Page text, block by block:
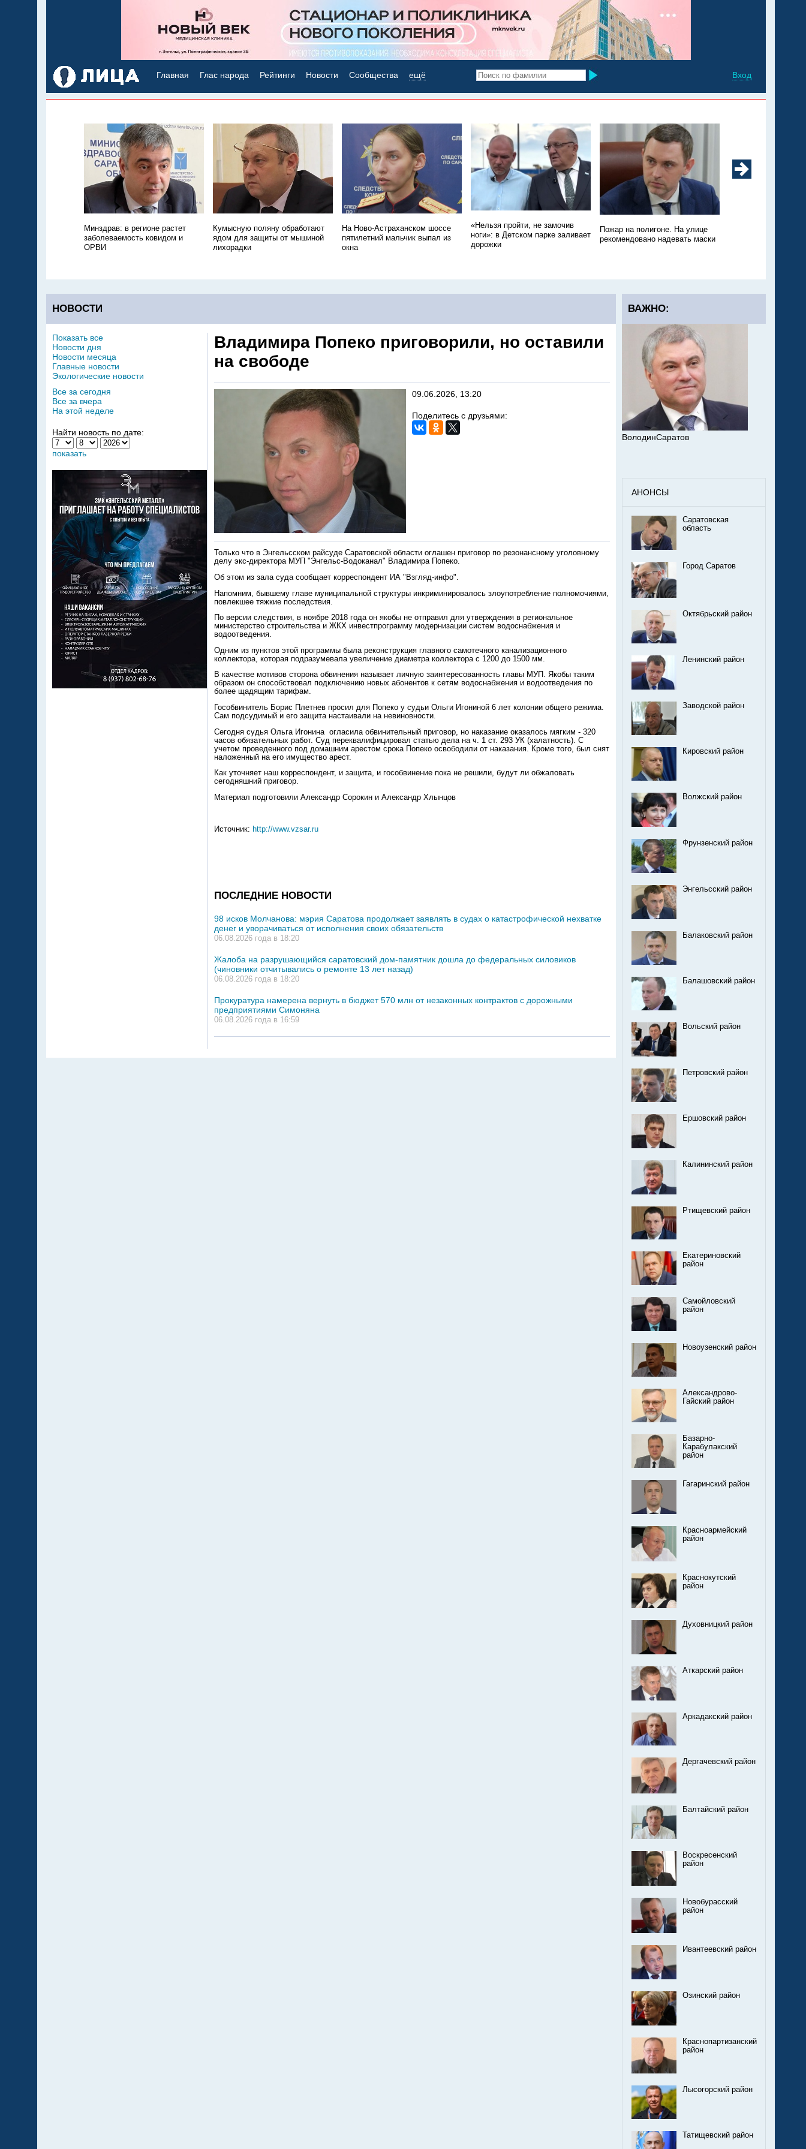
Вход
Главная Глас народа Рейтинги Новости Сообщества ещё
Минздрав: в регионе растет
заболеваемость ковидом и
ОРВИ
Кумысную поляну обработают
ядом для защиты от мышиной
лихорадки
На Ново-Астраханском шоссе
пятилетний мальчик выпал из
окна
«Нельзя пройти, не замочив
ноги»: в Детском парке заливает
дорожки
Пожар на полигоне. На улице
рекомендовано надевать маски
НОВОСТИ
Владимира Попеко приговорили, но оставили
на свободе
09.06.2026, 13:20
Поделитесь с друзьями:
Только что в Энгельсском райсуде Саратовской области оглашен приговор по резонансному уголовному
делу экс-директора МУП "Энгельс-Водоканал" Владимира Попеко.
Об этом из зала суда сообщает корреспондент ИА "Взгляд-инфо".
Напомним, бывшему главе муниципальной структуры инкриминировалось злоупотребление полномочиями,
повлекшее тяжкие последствия.
По версии следствия, в ноябре 2018 года он якобы не отправил для утверждения в региональное
министерство строительства и ЖКХ инвестпрограмму модернизации систем водоснабжения и
водоотведения.
Одним из пунктов этой программы была реконструкция главного самотечного канализационного
коллектора, которая подразумевала увеличение диаметра коллектора с 1200 до 1500 мм.
В качестве мотивов сторона обвинения называет личную заинтересованность главы МУП. Якобы таким
образом он способствовал подключению новых абонентов к сетям водоснабжения и водоотведения по
более щадящим тарифам.
Гособвинитель Борис Плетнев просил для Попеко у судьи Ольги Игониной 6 лет колонии общего режима.
Сам подсудимый и его защита настаивали на невиновности.
Сегодня судья Ольга Игонина огласила обвинительный приговор, но наказание оказалось мягким - 320
часов обязательных работ. Суд переквалифицировал статью дела на ч. 1 ст. 293 УК (халатность). С
учетом проведенного под домашним арестом срока Попеко освободили от наказания. Кроме того, был снят
наложенный на его имущество арест.
Как уточняет наш корреспондент, и защита, и гособвинение пока не решили, будут ли обжаловать
сегодняшний приговор.
Материал подготовили Александр Сорокин и Александр Хлынцов
Источник: http://www.vzsar.ru
ПОСЛЕДНИЕ НОВОСТИ
98 исков Молчанова: мэрия Саратова продолжает заявлять в судах о катастрофической нехватке
денег и уворачиваться от исполнения своих обязательств
06.08.2026 года в 18:20
Жалоба на разрушающийся саратовский дом-памятник дошла до федеральных силовиков
(чиновники отчитывались о ремонте 13 лет назад)
06.08.2026 года в 18:20
Прокуратура намерена вернуть в бюджет 570 млн от незаконных контрактов с дорожными
предприятиями Симоняна
06.08.2026 года в 16:59
Показать все
Новости дня
Новости месяца
Главные новости
Экологические новости
Все за сегодня
Все за вчера
На этой неделе
Найти новость по дате:
показать
ВАЖНО:
ВолодинСаратов
АНОНСЫ
Саратовская
область
Город Саратов
Октябрьский район
Ленинский район
Заводской район
Кировский район
Волжский район
Фрунзенский район
Энгельсский район
Балаковский район
Балашовский район
Вольский район
Петровский район
Ершовский район
Калининский район
Ртищевский район
Екатериновский
район
Самойловский
район
Новоузенский район
Александрово-
Гайский район
Базарно-
Карабулакский
район
Гагаринский район
Красноармейский
район
Краснокутский
район
Духовницкий район
Аткарский район
Аркадакский район
Дергачевский район
Балтайский район
Воскресенский
район
Новобурасский
район
Ивантеевский район
Озинский район
Краснопартизанский
район
Лысогорский район
Татищевский район